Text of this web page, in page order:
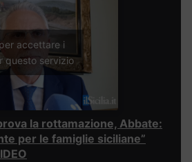
accettare i
questo servizio
la rottamazione, Abbate:
per le famiglie siciliane”